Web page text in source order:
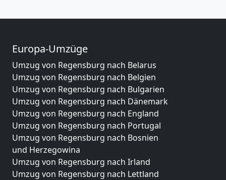
Europa-Umzüge
Umzug von Regensburg nach Belarus
Umzug von Regensburg nach Belgien
Umzug von Regensburg nach Bulgarien
Umzug von Regensburg nach Dänemark
Umzug von Regensburg nach England
Umzug von Regensburg nach Portugal
Umzug von Regensburg nach Bosnien
und Herzegowina
Umzug von Regensburg nach Irland
Umzug von Regensburg nach Lettland